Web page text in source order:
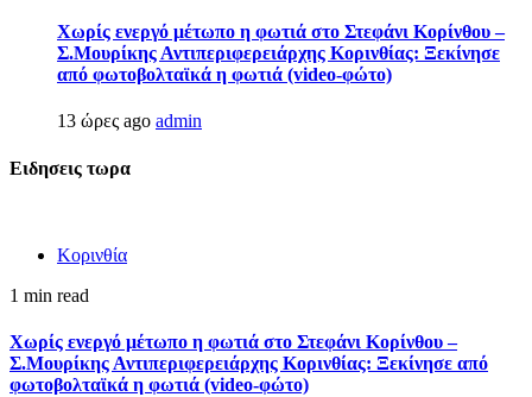
Χωρίς ενεργό μέτωπο η φωτιά στο Στεφάνι Κορίνθου –
Σ.Μουρίκης Αντιπεριφερειάρχης Κορινθίας: Ξεκίνησε
από φωτοβολταϊκά η φωτιά (video-φώτο)
13 ώρες ago admin
Ειδησεις τωρα
Κορινθία
1 min read
Χωρίς ενεργό μέτωπο η φωτιά στο Στεφάνι Κορίνθου –
Σ.Μουρίκης Αντιπεριφερειάρχης Κορινθίας: Ξεκίνησε από
φωτοβολταϊκά η φωτιά (video-φώτο)